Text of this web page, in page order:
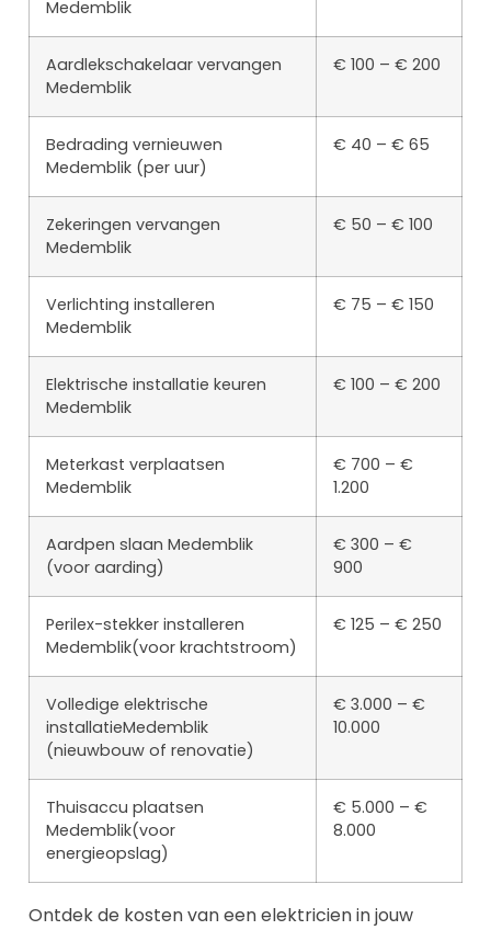
Medemblik
Aardlekschakelaar vervangen
Medemblik
€ 100 – € 200
Bedrading vernieuwen
Medemblik (per uur)
€ 40 – € 65
Zekeringen vervangen
Medemblik
€ 50 – € 100
Verlichting installeren
Medemblik
€ 75 – € 150
Elektrische installatie keuren
Medemblik
€ 100 – € 200
Meterkast verplaatsen
Medemblik
€ 700 – €
1.200
Aardpen slaan Medemblik
(voor aarding)
€ 300 – €
900
Perilex-stekker installeren
Medemblik(voor krachtstroom)
€ 125 – € 250
Volledige elektrische
installatieMedemblik
(nieuwbouw of renovatie)
€ 3.000 – €
10.000
Thuisaccu plaatsen
Medemblik(voor
energieopslag)
€ 5.000 – €
8.000
Ontdek de kosten van een elektricien in jouw